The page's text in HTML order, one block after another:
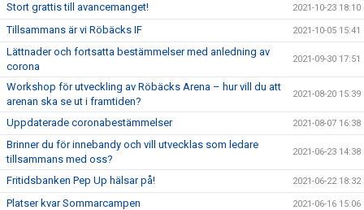
Stort grattis till avancemanget! 2021-10-23 18:10
Tillsammans är vi Röbäcks IF 2021-10-05 15:41
Lättnader och fortsatta bestämmelser med anledning av
corona
2021-09-30 17:51
Workshop för utveckling av Röbäcks Arena – hur vill du att
arenan ska se ut i framtiden?
2021-08-20 15:39
Uppdaterade coronabestämmelser 2021-08-07 16:38
Brinner du för innebandy och vill utvecklas som ledare
tillsammans med oss?
2021-06-23 14:38
Fritidsbanken Pep Up hälsar på! 2021-06-22 18:32
Platser kvar Sommarcampen 2021-06-16 15:06